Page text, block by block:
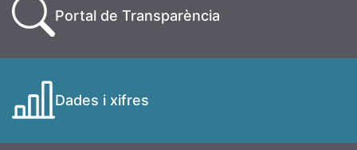
Portal de Transparència
Dades i xifres